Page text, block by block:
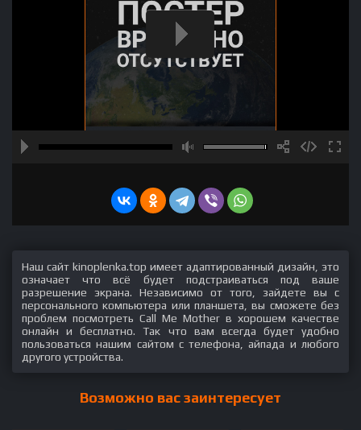
Наш сайт kinoplenka.top имеет адаптированный дизайн, это
означает что всё будет подстраиваться под ваше
разрешение экрана. Независимо от того, зайдете вы с
персонального компьютера или планшета, вы сможете без
проблем посмотреть Call Me Mother в хорошем качестве
онлайн и бесплатно. Так что вам всегда будет удобно
пользоваться нашим сайтом с телефона, айпада и любого
другого устройства.
Возможно вас заинтересует